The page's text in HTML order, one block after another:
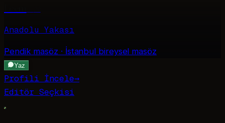
Anadolu Yakası
Pendik masöz · İstanbul bireysel masöz
Yaz
Profili İncele→
Editör Seçkisi